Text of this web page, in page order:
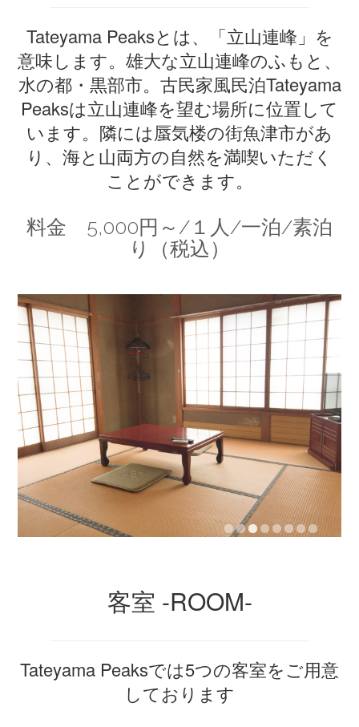
Tateyama Peaksとは、「立山連峰」を
意味します。雄大な立山連峰のふもと、
水の都・黒部市。古民家風民泊Tateyama
Peaksは立山連峰を望む場所に位置して
います。隣には蜃気楼の街魚津市があ
り、海と山両方の自然を満喫いただく
ことができます。
料金 5,000円～/１人/一泊/素泊
り（税込）
客室 -ROOM-
Tateyama Peaksでは5つの客室をご用意
しております